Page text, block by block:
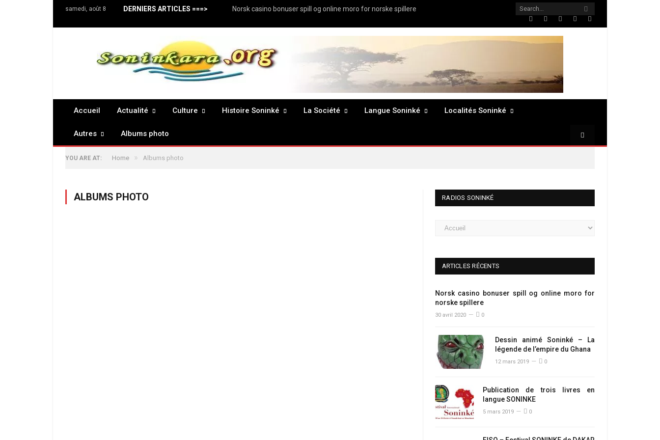
samedi, août 8 DERNIERS ARTICLES ===> Norsk casino bonuser spill og online moro for norske spillere
Twitter FacebookLinkedInPinterest
Accueil Actualité Culture Histoire Soninké La Société Langue Soninké Localités Soninké
Autres Albums photo
YOU ARE AT: Home » Albums photo
ALBUMS PHOTO RADIOS SONINKÉ
ARTICLES RÉCENTS
Norsk casino bonuser spill og online moro for
norske spillere
30 avril 2020 0
Dessin animé Soninké – La
légende de l’empire du Ghana
12 mars 2019 0
Publication de trois livres en
langue SONINKE
5 mars 2019 0